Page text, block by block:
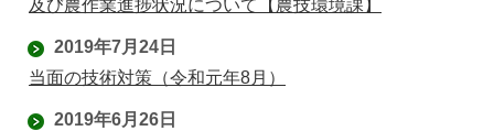
及び農作業進捗状況について【農技環境課】
2019年7月24日
当面の技術対策（令和元年8月）
2019年6月26日